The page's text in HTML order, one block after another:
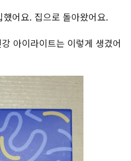
어요. 집으로 돌아왔어요.
아이라이트는 이렇게 생겼어